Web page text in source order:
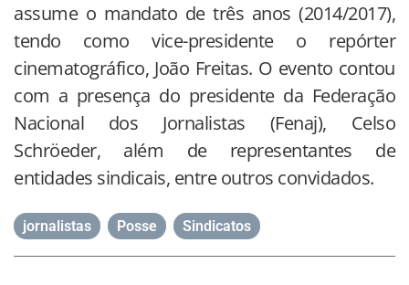
assume o mandato de três anos (2014/2017),
tendo como vice-presidente o repórter
cinematográfico, João Freitas. O evento contou
com a presença do presidente da Federação
Nacional dos Jornalistas (Fenaj), Celso
Schröeder, além de representantes de
entidades sindicais, entre outros convidados.
jornalistas Posse Sindicatos